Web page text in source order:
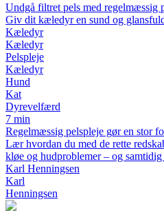
Undgå filtret pels med regelmæssig
Giv dit kæledyr en sund og
Kæledyr
Kæledyr
Pelspleje
Kæledyr
Hund
Kat
Dyrevelfærd
7 min
Regelmæssig pelspleje gør en stor
Lær hvordan du med de rette
kløe og hudproblemer – og
Karl Henningsen
Karl
Henningsen